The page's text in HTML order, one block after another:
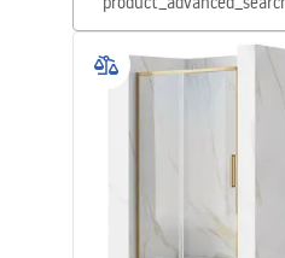
Wastafels